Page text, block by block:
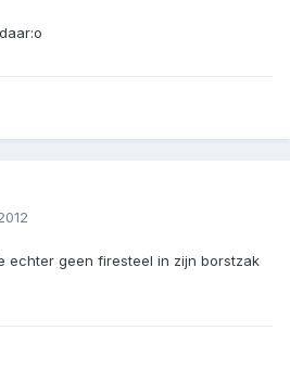
echter geen firesteel in zijn borstzak